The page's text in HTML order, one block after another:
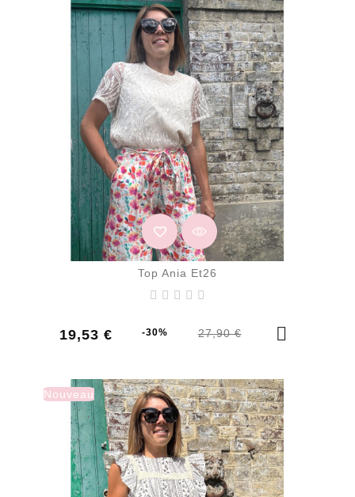
Top Ania Et26
19,53 €
Prix
-30% 27,90 €
Prix
Nouveau